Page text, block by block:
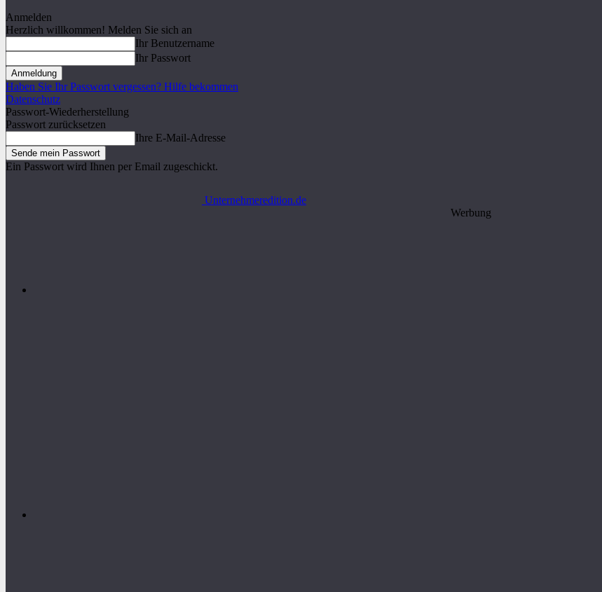
Anmelden
Herzlich willkommen! Melden Sie sich an
Ihr Benutzername
Ihr Passwort
Haben Sie Ihr Passwort vergessen? Hilfe bekommen
Datenschutz
Passwort-Wiederherstellung
Passwort zurücksetzen
Ihre E-Mail-Adresse
Ein Passwort wird Ihnen per Email zugeschickt.
Unternehmeredition.de
Werbung